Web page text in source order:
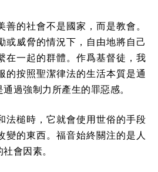
的社會不是國家，而是教會。
或威脅的情況下，自由地將自己
在一起的群體。作爲基督徒，我
的按照聖潔律法的生活本質是通
過強制力所產生的罪惡感。
法槌時，它就會使用世俗的手段
變的東西。福音始終關注的是人
會因素。